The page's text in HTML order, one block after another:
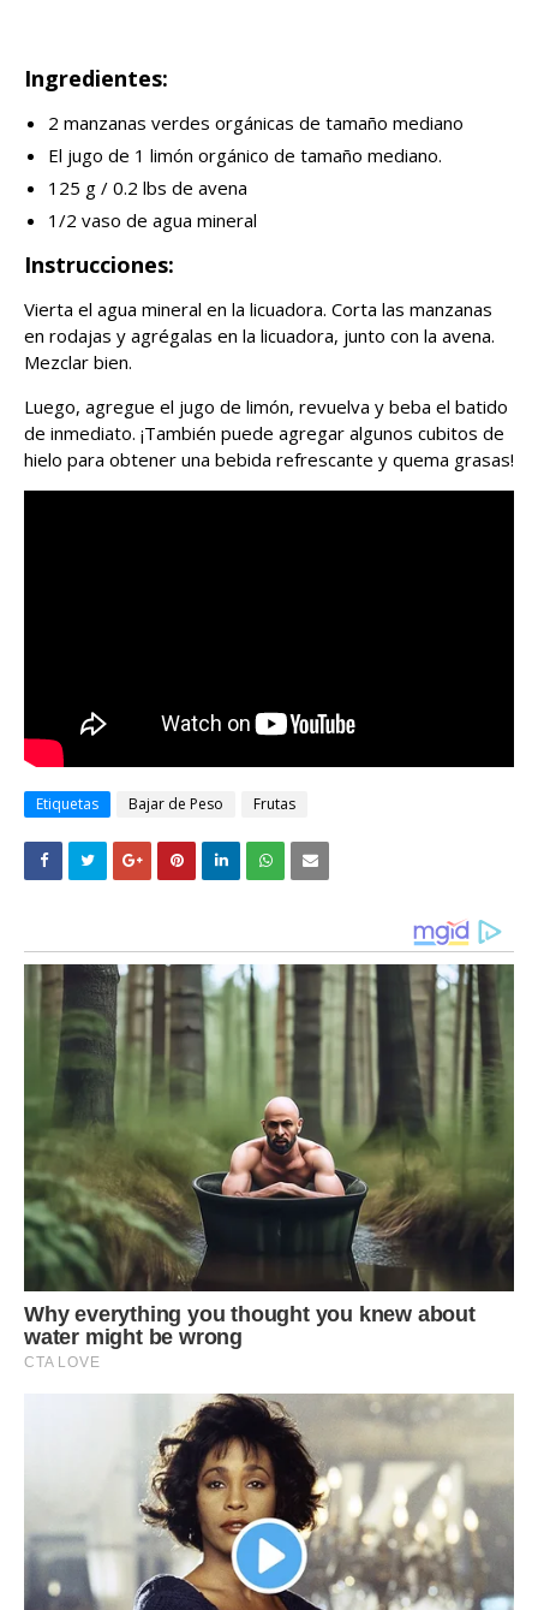
Ingredientes:
2 manzanas verdes orgánicas de tamaño mediano
El jugo de 1 limón orgánico de tamaño mediano.
125 g / 0.2 lbs de avena
1/2 vaso de agua mineral
Instrucciones:
Vierta el agua mineral en la licuadora. Corta las manzanas
en rodajas y agrégalas en la licuadora, junto con la avena.
Mezclar bien.
Luego, agregue el jugo de limón, revuelva y beba el batido
de inmediato. ¡También puede agregar algunos cubitos de
hielo para obtener una bebida refrescante y quema grasas!
Etiquetas Bajar de Peso Frutas